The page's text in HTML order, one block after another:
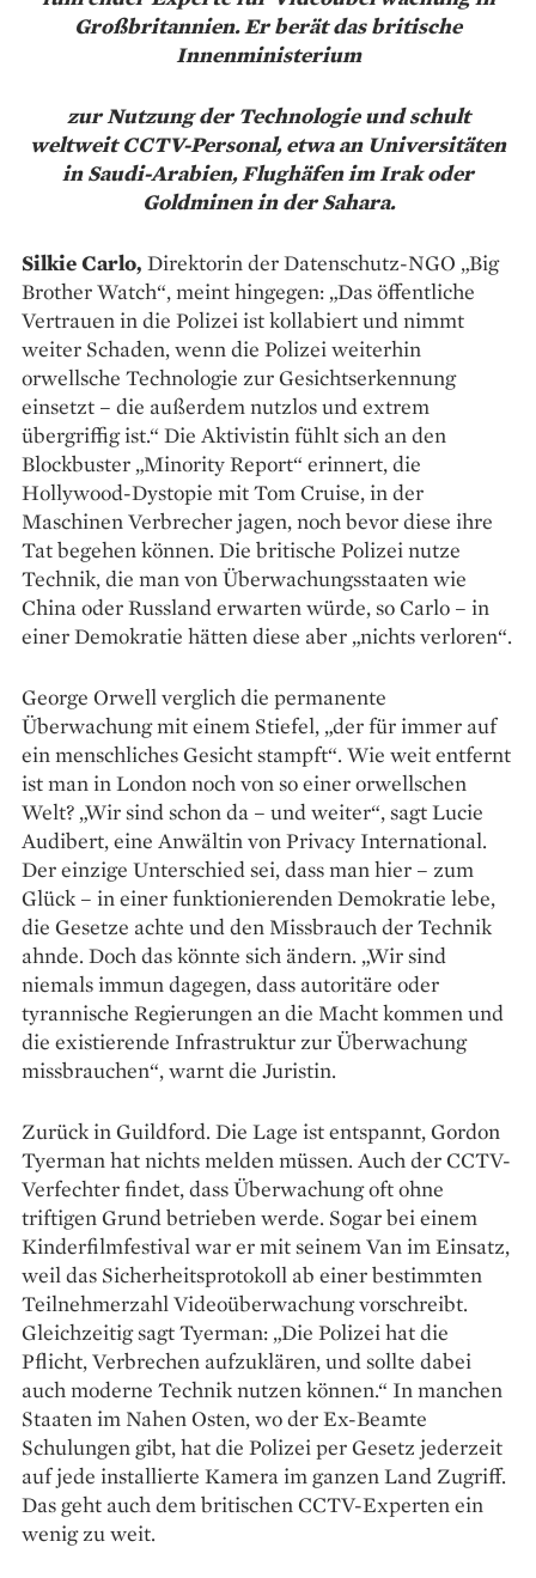
Groß­britannien. Er berät das britische
Innenministerium
zur Nutzung der Technologie und schult
weltweit CCTV-Personal, etwa an Universitäten
in Saudi-Arabien, Flughäfen im Irak oder
Goldminen in der Sahara.
Silkie Carlo, Direktorin der Datenschutz-NGO „Big
Brother Watch“, meint hingegen: „Das öffentliche
Vertrauen in die Polizei ist kollabiert und nimmt
weiter Schaden, wenn die Polizei weiterhin
orwellsche Technologie zur Gesichtserkennung
einsetzt – die außerdem nutzlos und extrem
übergriffig ist.“ Die Aktivistin fühlt sich an den
Blockbuster „Minority Report“ erinnert, die
Hollywood-Dystopie mit Tom Cruise, in der
Maschinen Verbrecher jagen, noch bevor diese ihre
Tat begehen können. Die britische Polizei nutze
Technik, die man von Überwachungs­staaten wie
China oder Russland erwarten würde, so Carlo – in
einer Demokratie hätten diese aber „nichts verloren“.
George Orwell verglich die permanente
Überwachung mit einem Stiefel, „der für immer auf
ein menschliches Gesicht stampft“. Wie weit entfernt
ist man in London noch von so einer orwellschen
Welt? „Wir sind schon da – und weiter“, sagt Lucie
Audibert, eine Anwältin von Privacy International.
Der einzige Unterschied sei, dass man hier – zum
Glück – in einer funk­tionierenden Demo­kratie lebe,
die Gesetze achte und den Missbrauch der Technik
ahnde. Doch das könnte sich ändern. „Wir sind
niemals immun dagegen, dass autoritäre oder
tyrannische Regierungen an die Macht kommen und
die existierende Infrastruktur zur Überwachung
missbrauchen“, warnt die Juristin.
Zurück in Guildford. Die Lage ist entspannt, Gordon
Tyerman hat nichts melden müssen. Auch der CCTV-
Verfechter findet, dass Über­wachung oft ohne
triftigen Grund betrieben werde. Sogar bei einem
Kinderfilmfestival war er mit seinem Van im Einsatz,
weil das Sicherheitsprotokoll ab einer bestimmten
Teilnehmerzahl Videoüberwachung vorschreibt.
Gleichzeitig sagt Tyerman: „Die Polizei hat die
Pflicht, Verbrechen aufzuklären, und sollte dabei
auch moderne Technik nutzen können.“ In manchen
Staaten im Nahen Osten, wo der Ex-Beamte
Schulungen gibt, hat die Polizei per Gesetz jederzeit
auf jede installierte Kamera im ganzen Land Zugriff.
Das geht auch dem britischen CCTV-­Experten ein
wenig zu weit.